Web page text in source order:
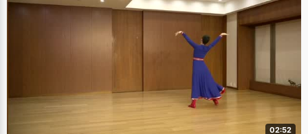
02:52